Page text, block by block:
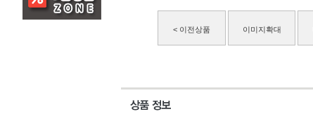
< 이전상품 이미지확대